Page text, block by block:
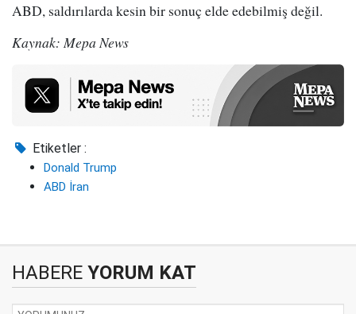
ABD, saldırılarda kesin bir sonuç elde edebilmiş değil.
Kaynak: Mepa News
Etiketler :
Donald Trump
ABD İran
HABERE YORUM KAT